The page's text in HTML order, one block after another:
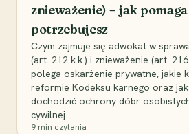
znieważenie) – jak
potrzebujesz
Czym zajmuje się adwokat w
(art. 212 k.k.) i znieważenie (art.
polega oskarżenie prywatne, jakie
reformie Kodeksu karnego oraz
dochodzić ochrony dóbr
cywilnej.
9 min czytania